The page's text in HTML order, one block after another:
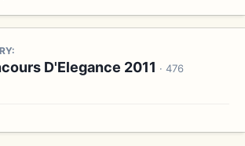
D'Elegance 2011 · 476